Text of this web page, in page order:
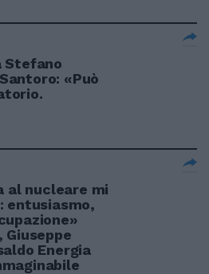
Stefano
«Può
al nucleare mi
entusiasmo,
Giuseppe
Energia